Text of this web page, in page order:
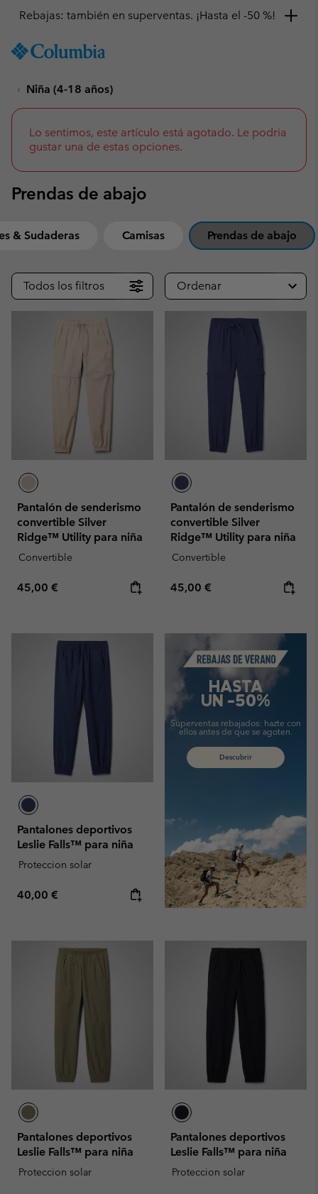
TO
SKIP
NAV
SKIP
TO
SEARCH
Consigue un 10 % de descuento
Niña (4-18 años)
Lo sentimos, este artículo está agotado. Le podria
gustar una de estas opciones.
Prendas de abajo
& Sudaderas Camisas Prendas de abajo
Todos los filtros Ordenar
Pantalón de senderismo
convertible Silver
Ridge™ Utility para niña
Convertible
Regular price:
45,00 €
Pantalón de senderismo
convertible Silver
Ridge™ Utility para niña
Convertible
Regular price:
45,00 €
Pantalones deportivos
Leslie Falls™ para niña
Proteccion solar
Regular price:
40,00 €
Summer Sale
HASTA
UN -50%
Superventas rebajados: hazte con
ellos antes de que se agoten.
Descubrir
Pantalones deportivos
Leslie Falls™ para niña
Proteccion solar
Pantalones deportivos
Leslie Falls™ para niña
Proteccion solar